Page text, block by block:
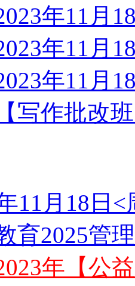
年11月
年11月
年11月
写作批改
11月18日
育2025管
年【公